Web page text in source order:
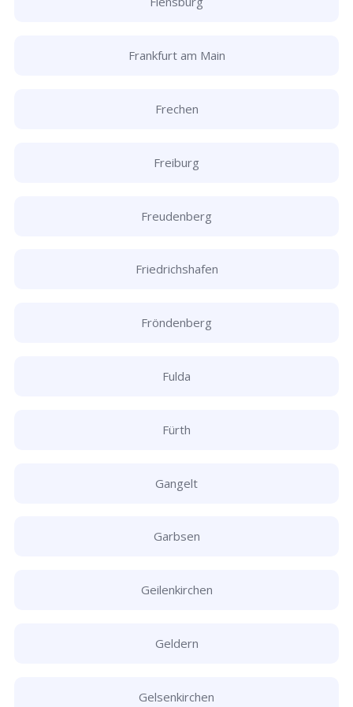
Frankfurt am Main
Frechen
Freiburg
Freudenberg
Friedrichshafen
Fröndenberg
Fulda
Fürth
Gangelt
Garbsen
Geilenkirchen
Geldern
Gelsenkirchen